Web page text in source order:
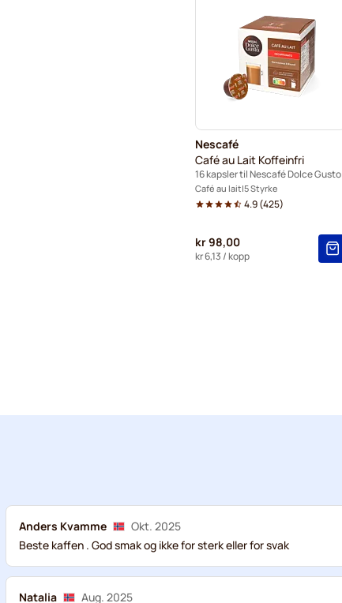
Nescafé
Café au Lait Koffeinfri
16 kapsler til Nescafé Dolce Gusto
Café au lait 5 Styrke
4.9(425)
kr 98,00
kr 6,13 / kopp
Anders Kvamme
Okt. 2025
Beste kaffen . God smak og ikke for sterk eller for svak
Natalia
Aug. 2025